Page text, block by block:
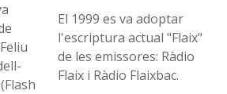
El 1999 es va adoptar
l'escriptura actual "Flaix"
de les emissores: Ràdio
Flaix i Ràdio Flaixbac.